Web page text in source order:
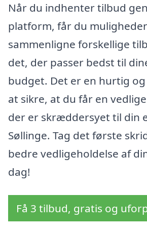
Når du indhenter tilbud
platform, får du
sammenligne forskellige
det, der passer bedst til
budget. Det er en hurtig
at sikre, at du får en
der er skræddersyet til din
Søllinge. Tag det første
bedre vedligeholdelse af
dag!
Få 3 tilbud, gratis og